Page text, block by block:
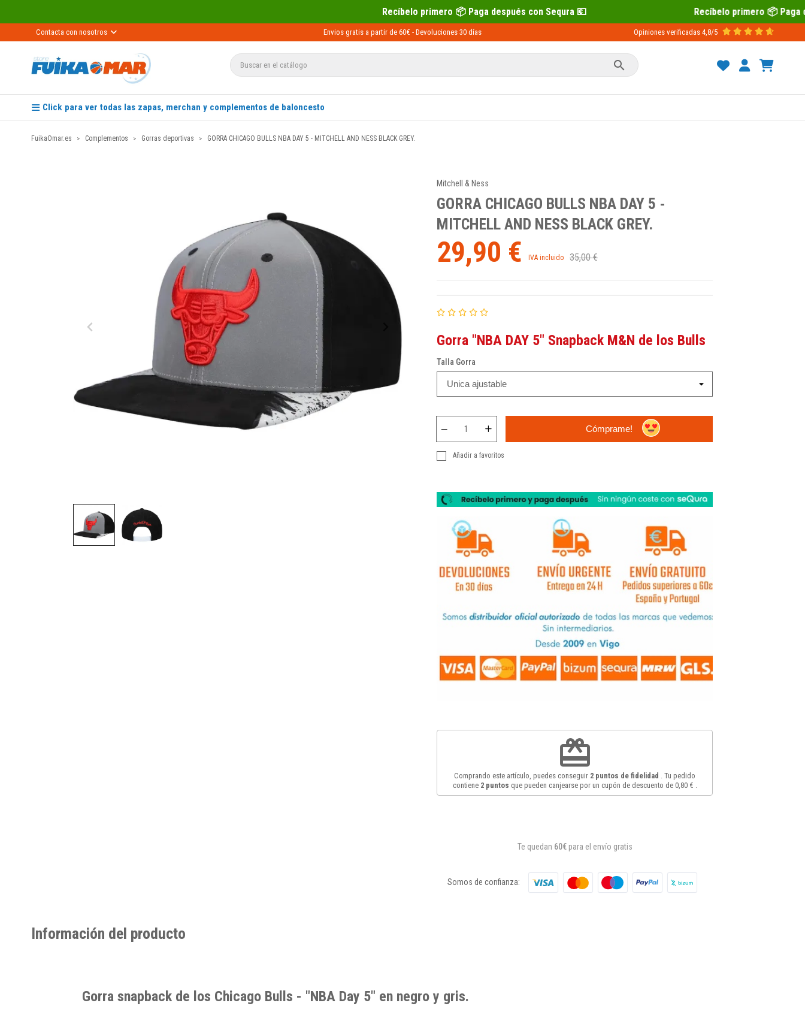
Recíbelo primero 📦 Paga después con Sequra 💶 Recíbelo primero 📦 Paga después con Sequra 💶
Contacta con nosotros Envios gratis a partir de 60€ - Devoluciones 30 días Opiniones verificadas 4,8/5

Click para ver todas las zapas, merchan y complementos de baloncesto
FuikaOmar.es Complementos Gorras deportivas GORRA CHICAGO BULLS NBA DAY 5 - MITCHELL AND NESS BLACK GREY.
Mitchell & Ness
GORRA CHICAGO BULLS NBA DAY 5 -
MITCHELL AND NESS BLACK GREY.
29,90 € IVA incluido 35,00 €
Gorra "NBA DAY 5" Snapback M&N de los Bulls
Talla Gorra
Cómprame!
Añadir a favoritos
redeem
Comprando este artículo, puedes conseguir 2 puntos de fidelidad . Tu pedido
contiene 2puntos que pueden canjearse por un cupón de descuento de 0,80 €
Te quedan 60€para el envío gratis
Somos de confianza:
Información del producto
Gorra snapback de los Chicago Bulls - "NBA Day 5" en negro y gris.